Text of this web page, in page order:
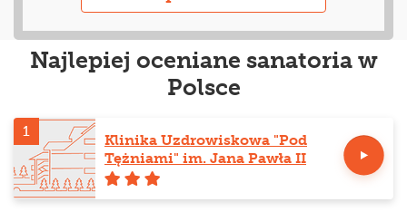
Najlepiej oceniane sanatoria w
Polsce
1
Klinika Uzdrowiskowa "Pod
Tężniami" im. Jana Pawła II